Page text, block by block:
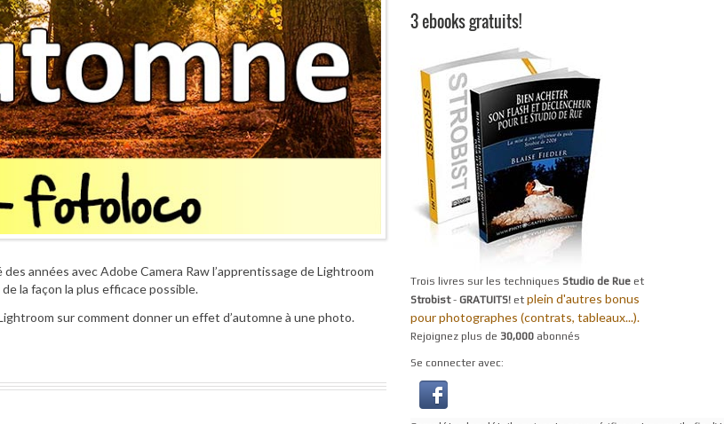
années avec Adobe Camera Raw l’apprentissage de Lightroom
la façon la plus efficace possible.
sur comment donner un effet d’automne à une photo.
3 ebooks gratuits!
Trois livres sur les techniques Studio de Rueet
Strobist- GRATUITS! et plein d'autres bonus
pour photographes (contrats, tableaux...).
Rejoignez plus de 30,000abonnés
Se connecter avec: